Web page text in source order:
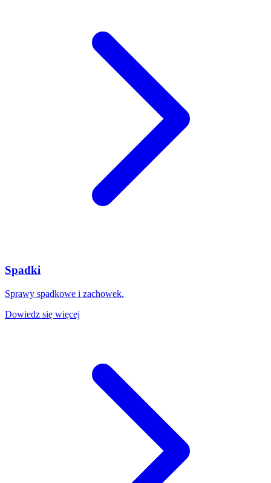
Spadki
Sprawy spadkowe i zachowek.
Dowiedz się więcej